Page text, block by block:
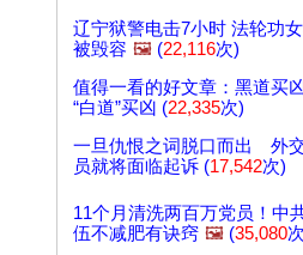
辽宁狱警电击7小时 法轮功
被毁容 🖼️ (22,116次)
值得一看的好文章：黑道买
“白道”买凶 (22,335次)
一旦仇恨之词脱口而出 外
员就将面临起诉 (17,542次)
11个月清洗两百万党员！中
伍不减肥有诀窍 🖼️ (35,080